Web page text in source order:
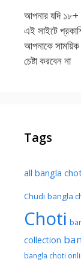
আপনার যদি
এই সাইটে
আপনাকে
চেষ্টা করবেন না
Tags
all bangla
Chudi bangla
Choti
collection
bangla choti